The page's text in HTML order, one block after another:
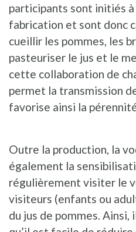
participants sont initiés
fabrication et sont donc
cueillir les pommes, les
pasteuriser le jus et le
cette collaboration de
permet la transmission
favorise ainsi la
Outre la production, la
également la
régulièrement visiter le
visiteurs (enfants ou
du jus de pommes.